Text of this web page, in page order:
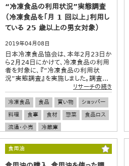
“冷凍食品の利用状況”実態調査
（冷凍食品を「月 1 回以上」利用し
ている 25 歳以上の男女対象）
2019年04月08日
日本冷凍食品協会は、本年2月23日か
ら2月24日にかけて、冷凍食品の利用
者を対象に、『“冷凍食品の利用状
況”実態調査』を実施しました。調査...
リサーチの続き
冷凍食品 食品 買い物
ショッパー
料理
食事 食材 惣菜
食品ロス
流通・小売
冷蔵庫
食用油